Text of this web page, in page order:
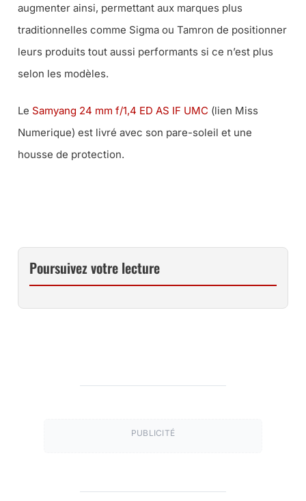
augmenter ainsi, permettant aux marques plus
traditionnelles comme Sigma ou Tamron de positionner
leurs produits tout aussi performants si ce n’est plus
selon les modèles.
Le Samyang 24 mm f/1,4 ED AS IF UMC (lien Miss
Numerique) est livré avec son pare-soleil et une
housse de protection.
Poursuivez votre lecture
PUBLICITÉ